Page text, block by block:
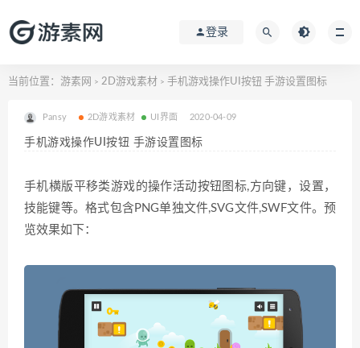
登录
当前位置： 游素网 > 2D游戏素材 > 手机游戏操作UI按钮 手游设置图标
Pansy 2D游戏素材 UI界面 2020-04-09
手机游戏操作UI按钮 手游设置图标
手机横版平移类游戏的操作活动按钮图标,方向键，设置，
技能键等。格式包含PNG单独文件,SVG文件,SWF文件。预
览效果如下：